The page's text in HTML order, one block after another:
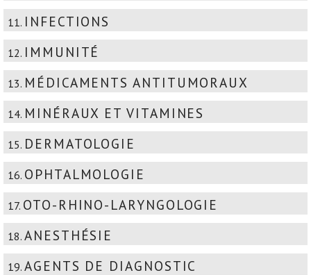
11. INFECTIONS
12. IMMUNITÉ
13. MÉDICAMENTS ANTITUMORAUX
14. MINÉRAUX ET VITAMINES
15. DERMATOLOGIE
16. OPHTALMOLOGIE
17. OTO-RHINO-LARYNGOLOGIE
18. ANESTHÉSIE
19. AGENTS DE DIAGNOSTIC